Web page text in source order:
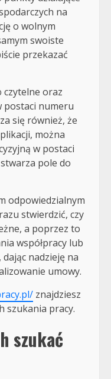
na
o wolnym
swoiste
przekazać
czytelne oraz
postaci numeru
się również, że
można
w postaci
pole do
odpowiedzialnym
stwierdzić, czy
a poprzez to
współpracy lub
nadzieję na
umowy.
znajdziesz
szukania pracy.
szukać